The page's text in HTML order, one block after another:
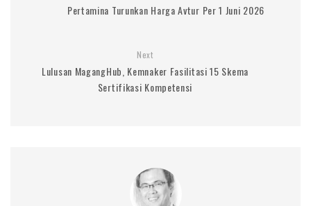
Pertamina Turunkan Harga Avtur Per 1 Juni 2026
Next
Lulusan MagangHub, Kemnaker Fasilitasi 15 Skema
Sertifikasi Kompetensi